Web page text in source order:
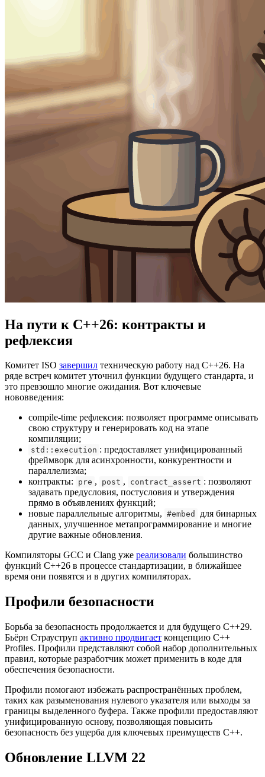
На пути к C++26: контракты и
рефлексия
Комитет ISO завершил техническую работу над C++26. На
ряде встреч комитет уточнил функции будущего стандарта, и
это превзошло многие ожидания. Вот ключевые
нововведения:
compile-time рефлексия: позволяет программе описывать
свою структуру и генерировать код на этапе
компиляции;
std::execution : предоставляет унифицированный
фреймворк для асинхронности, конкурентности и
параллелизма;
контракты:
pre , post , contract_assert : позволяют
задавать предусловия, постусловия и утверждения
прямо в объявлениях функций;
новые параллельные алгоритмы, #embed
для бинарных
данных, улучшенное метапрограммирование и многие
другие важные обновления.
Компиляторы GCC и Clang уже реализовали большинство
функций C++26 в процессе стандартизации, в ближайшее
время они появятся и в других компиляторах.
Профили безопасности
Борьба за безопасность продолжается и для будущего C++29.
Бьёрн Страуструп активно продвигает концепцию C++
Profiles. Профили представляют собой набор дополнительных
правил, которые разработчик может применить в коде для
обеспечения безопасности.
Профили помогают избежать распространённых проблем,
таких как разыменования нулевого указателя или выходы за
границы выделенного буфера. Также профили предоставляют
унифицированную основу, позволяющая повысить
безопасность без ущерба для ключевых преимуществ C++.
Обновление LLVM 22